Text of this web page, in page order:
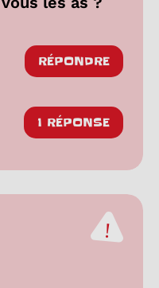
réactions
RÉPONDRE
1 RÉPONSE